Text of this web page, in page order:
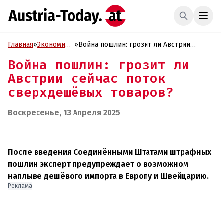
Главная»Экономика »Война пошлин: грозит ли Австрии
Война пошлин: грозит ли
Австрии сейчас поток
сверхдешёвых товаров?
Воскресенье, 13 Апреля 2025
После введения Соединёнными Штатами штрафных
пошлин эксперт предупреждает о возможном
наплыве дешёвого импорта в Европу и Швейцарию.
Реклама